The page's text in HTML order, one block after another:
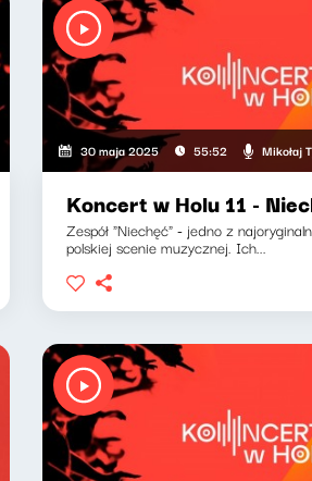
30 maja 2025 55:52 Mikołaj
Koncert w Holu 11 -
Zespół "Niechęć" - jedno z
polskiej scenie muzycznej. Ich...